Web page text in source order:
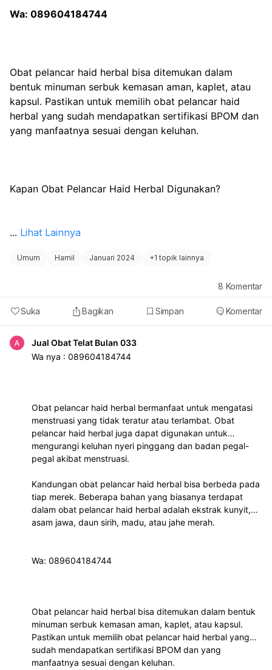
Wa: 089604184744
Obat pelancar haid herbal bisa ditemukan dalam
bentuk minuman serbuk kemasan aman, kaplet, atau
kapsul. Pastikan untuk memilih obat pelancar haid
herbal yang sudah mendapatkan sertifikasi BPOM dan
yang manfaatnya sesuai dengan keluhan.
Kapan Obat Pelancar Haid Herbal Digunakan?
... Lihat Lainnya
Umum Hamil Januari 2024 +1 topik lainnya
Suka Bagikan Simpan Komentar
8 Komentar
Jual Obat Telat Bulan 033
Wa nya : 089604184744
Obat pelancar haid herbal bermanfaat untuk mengatasi
menstruasi yang tidak teratur atau terlambat. Obat
pelancar haid herbal juga dapat digunakan untuk
mengurangi keluhan nyeri pinggang dan badan pegal-
pegal akibat menstruasi.
Kandungan obat pelancar haid herbal bisa berbeda pada
tiap merek. Beberapa bahan yang biasanya terdapat
dalam obat pelancar haid herbal adalah ekstrak kunyit,
asam jawa, daun sirih, madu, atau jahe merah.
Wa: 089604184744
Obat pelancar haid herbal bisa ditemukan dalam bentuk
minuman serbuk kemasan aman, kaplet, atau kapsul.
Pastikan untuk memilih obat pelancar haid herbal yang
sudah mendapatkan sertifikasi BPOM dan yang
manfaatnya sesuai dengan keluhan.